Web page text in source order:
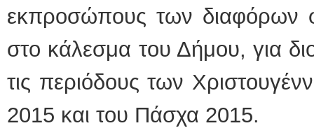
εκπροσώπους των διαφόρων
στο κάλεσμα του Δήμου, για
τις περιόδους των
2015 και του Πάσχα 2015.